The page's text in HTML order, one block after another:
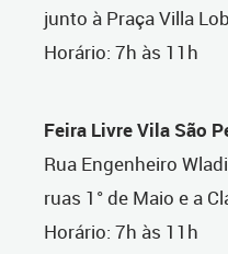
junto à Praça Villa
Horário: 7h às 11h
Feira Livre Vila São
Rua Engenheiro
ruas 1° de Maio e a
Horário: 7h às 11h